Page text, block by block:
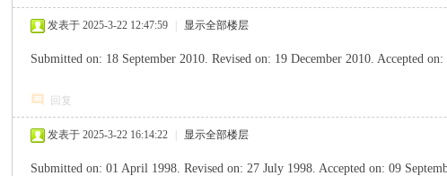
发表于 2025-3-22 12:47:59 显示全部楼层
Submitted on: 18 September 2010. Revised on: 19 December 2010. Accepted
回复
发表于 2025-3-22 16:14:22 显示全部楼层
Submitted on: 01 April 1998. Revised on: 27 July 1998. Accepted on: 09